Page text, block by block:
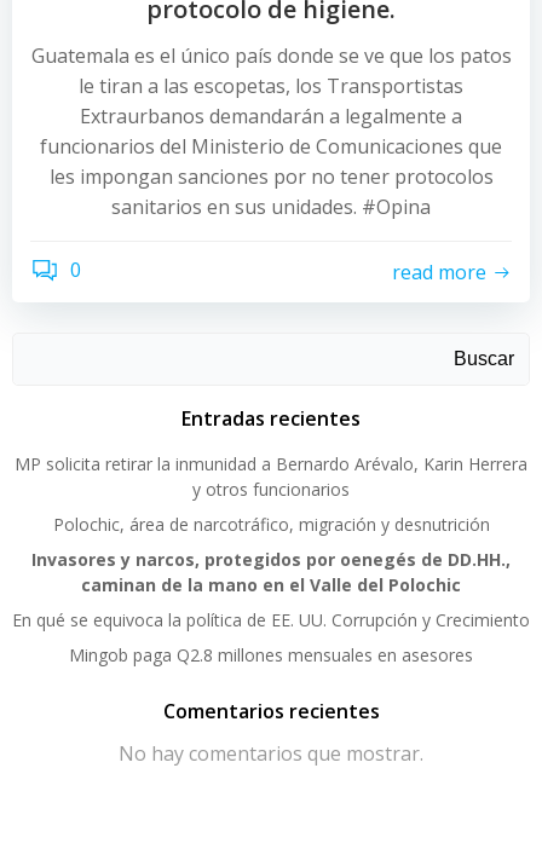
protocolo de higiene.
Guatemala es el único país donde se ve que los patos
le tiran a las escopetas, los Transportistas
Extraurbanos demandarán a legalmente a
funcionarios del Ministerio de Comunicaciones que
les impongan sanciones por no tener protocolos
sanitarios en sus unidades. #Opina
0 read more
Buscar
Entradas recientes
MP solicita retirar la inmunidad a Bernardo Arévalo, Karin Herrera
y otros funcionarios
Polochic, área de narcotráfico, migración y desnutrición
Invasores y narcos, protegidos por oenegés de DD.HH.,
caminan de la mano en el Valle del Polochic
En qué se equivoca la política de EE. UU. Corrupción y Crecimiento
Mingob paga Q2.8 millones mensuales en asesores
Comentarios recientes
No hay comentarios que mostrar.